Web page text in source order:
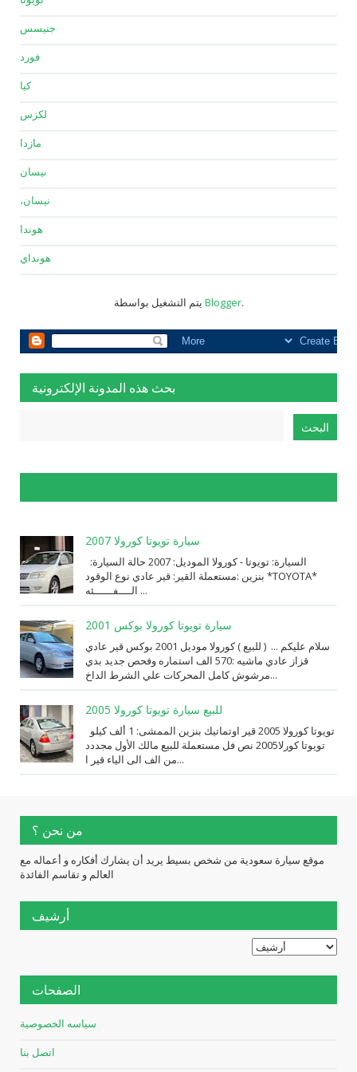
جنيسس
فورد
كيا
لكزس
مازدا
نيسان
نيسان،
هوندا
هونداي
Blogger.
بحث هذه المدونة الإلكترونية
سيارة تويوتا كورولا 2007
⁨مستعملة⁩ القير: ⁨قير عادي⁩ نوع الوقود: ⁨بنزين⁩ *TOYOTA*
الــــفــــــئه ...
سيارة تويوتا كورولا بوكس 2001
سلام عليكم ... ( للبيع ) كورولا موديل 2001 بوكس قير عادي
قزاز عادي ماشيه :570 الف استماره وفحص جديد بدي
مرشوش كامل المحركات علي الشرط الداخ...
للبيع سيارة تويوتا كورولا 2005
تويوتا كورلا2005 نص فل مستعملة للبيع مالك الأول مجددد
من الف الى الياء قير ا...
من نحن ؟
موقع سيارة سعودية من شخص بسيط يريد أن يشارك أفكاره و أعماله مع
العالم و تقاسم الفائدة
أرشيف
الصفحات
سياسه الخصوصية
اتصل بنا